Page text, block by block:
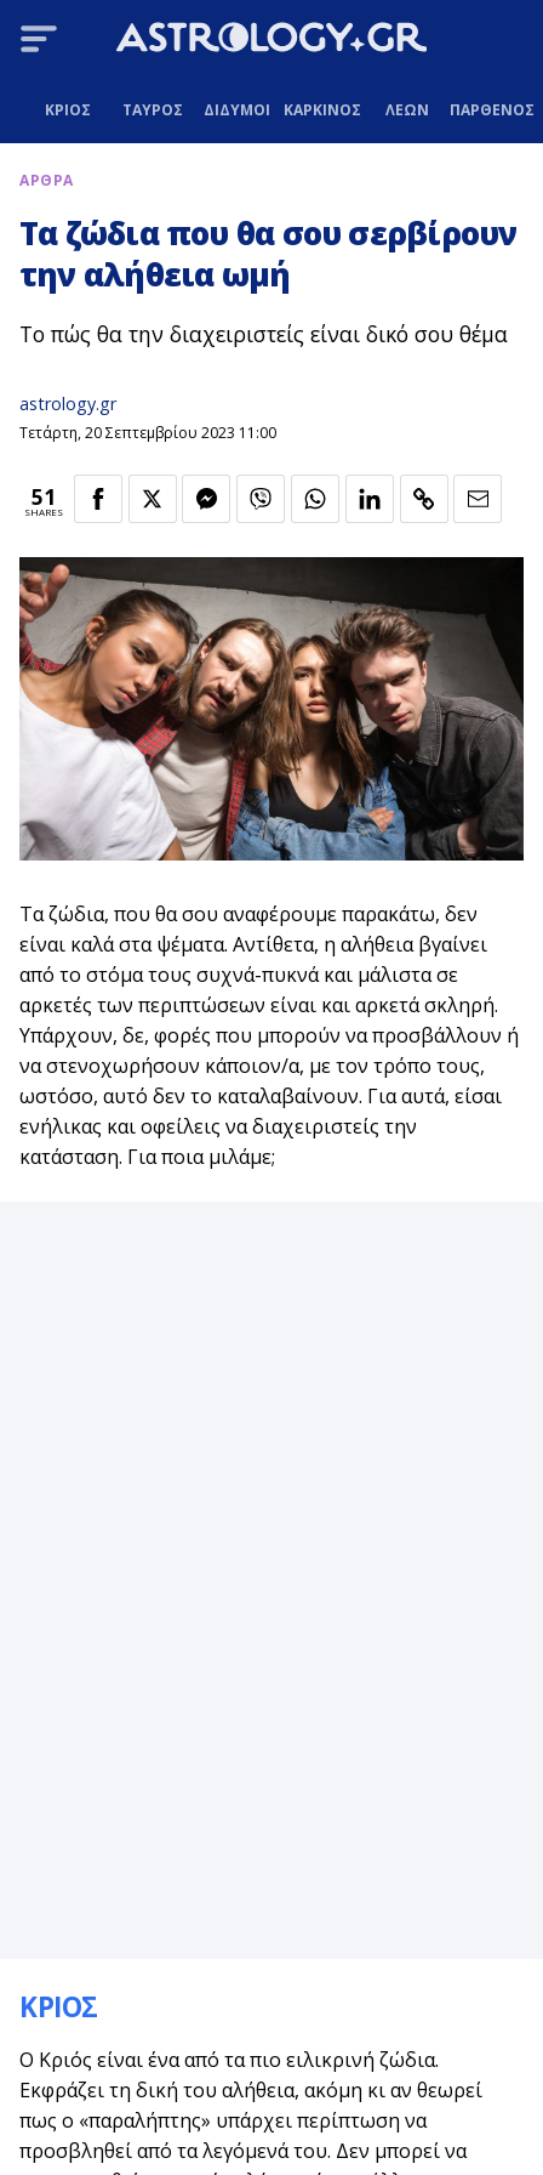
ΚΡΙΟΣ ΤΑΥΡΟΣ ΔΙΔΥΜΟΙ ΚΑΡΚΙΝΟΣ ΛΕΩΝ ΠΑΡΘΕΝΟΣ
ΑΡΘΡΑ
Τα ζώδια που θα σου σερβίρουν
την αλήθεια ωμή
Το πώς θα την διαχειριστείς είναι δικό σου θέμα
astrology.gr
Τετάρτη, 20 Σεπτεμβρίου 2023 11:00
51
SHARES
Τα ζώδια, που θα σου αναφέρουμε παρακάτω, δεν
είναι καλά στα ψέματα. Αντίθετα, η αλήθεια βγαίνει
από το στόμα τους συχνά-πυκνά και μάλιστα σε
αρκετές των περιπτώσεων είναι και αρκετά σκληρή.
Υπάρχουν, δε, φορές που μπορούν να προσβάλλουν ή
να στενοχωρήσουν κάποιον/α, με τον τρόπο τους,
ωστόσο, αυτό δεν το καταλαβαίνουν. Για αυτά, είσαι
ενήλικας και οφείλεις να διαχειριστείς την
κατάσταση. Για ποια μιλάμε;
ΚΡΙΟΣ
Ο Κριός είναι ένα από τα πιο ειλικρινή ζώδια.
Εκφράζει τη δική του αλήθεια, ακόμη κι αν θεωρεί
πως ο «παραλήπτης» υπάρχει περίπτωση να
προσβληθεί από τα λεγόμενά του. Δεν μπορεί να